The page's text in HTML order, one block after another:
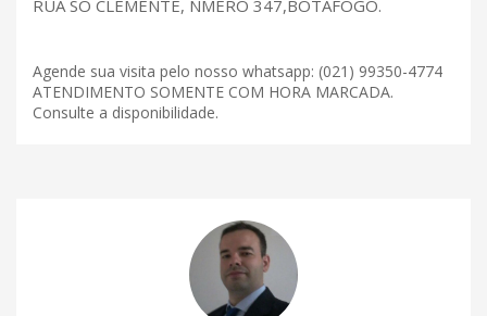
RUA SO CLEMENTE, NMERO 347,BOTAFOGO.
Agende sua visita pelo nosso whatsapp: (021) 99350-4774
ATENDIMENTO SOMENTE COM HORA MARCADA.
Consulte a disponibilidade.